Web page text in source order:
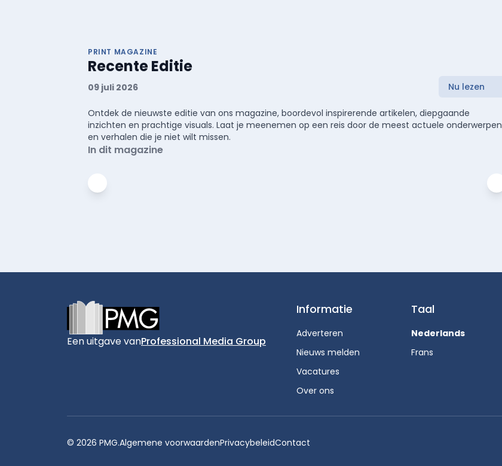
PRINT MAGAZINE
Recente Editie
09 juli 2026 Nu lezen
Ontdek de nieuwste editie van ons magazine, boordevol inspirerende artikelen, diepgaande
inzichten en prachtige visuals. Laat je meenemen op een reis door de meest actuele onderwerpen
en verhalen die je niet wilt missen.
In dit magazine
Een uitgave vanProfessional Media Group
Informatie
Adverteren
Nieuws melden
Vacatures
Over ons
Taal
Nederlands
Frans
© 2026 PMG.Algemene voorwaardenPrivacybeleidContact